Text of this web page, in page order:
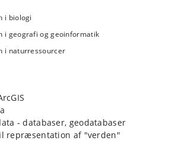
og hvorledes observationer af disse
til 2-dimensionale (plane) afbildninger
i en række forskellige generiske GIS-
indføring i kortlægnings historie samt
kartografisk formidling.
basal indføring i principperne bag
deres anvendelse som en integreret del af
i biologi
i geografi og geoinformatik
i naturressourcer
- databaser, geodatabaser
repræsentation af "verden"